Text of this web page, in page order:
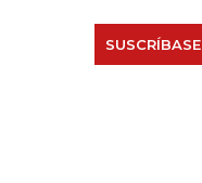
SUSCRÍBASE